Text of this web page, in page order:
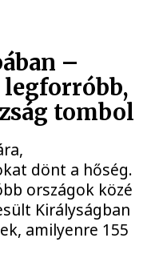
–
legforróbb,
tombol
dönt a hőség.
országok közé
Királyságban
amilyenre 155